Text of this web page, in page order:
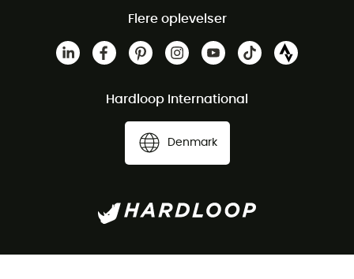
Flere oplevelser
Hardloop International
Denmark